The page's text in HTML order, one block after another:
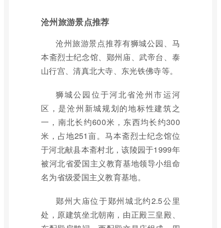
沧州旅游景点推荐
沧州旅游景点推荐有狮城公园、马
本斋烈士纪念馆、鄚州庙、武帝台、泰
山行宫、清真北大寺、东光铁佛寺等。
狮城公园位于河北省沧州市运河
区，是沧州新城规划的地标性建筑之
一，南北长约600米，东西均长约300
米，占地251亩。马本斋烈士纪念馆位
于河北献县本斋村北，该陵园于1999年
被河北省爱国主义教育基地领导小组命
名为省级爱国主义教育基地。
鄚州大庙位于鄚州城北约2.5公里
处，原建筑坐北朝南，由正殿三皇殿、